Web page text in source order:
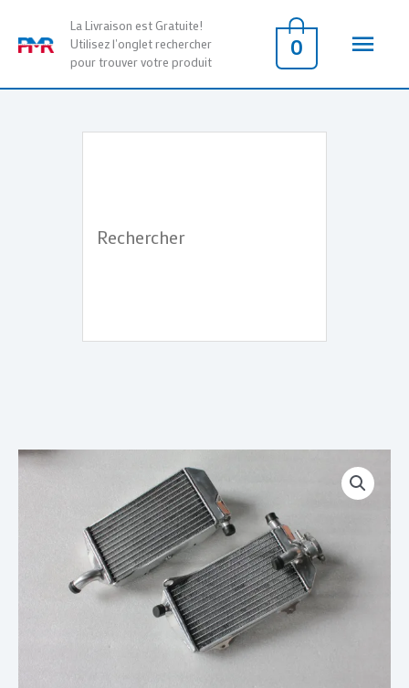
La Livraison est Gratuite!
Utilisez l'onglet rechercher
pour trouver votre produit
0
de
prix :
€ 79,00
à
€ 209,00
quantité
RADIATEURS
HONDA